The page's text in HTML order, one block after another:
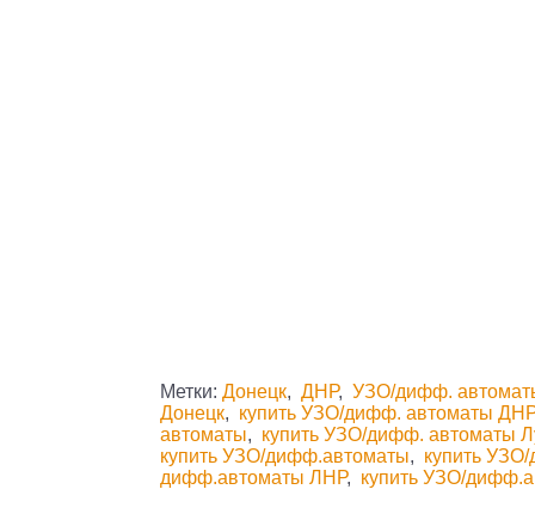
Метки:Донецк,ДНР,УЗО/дифф.
Донецк, купить УЗО/дифф. автоматы ДНР
автоматы, купить УЗО/дифф. автоматы
купить УЗО/дифф.автоматы, купить
дифф.автоматы ЛНР, купить УЗО/